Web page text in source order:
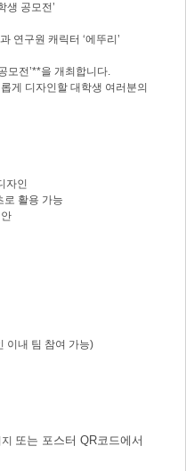
생 공모전’
연구원 캐릭터 ‘에뚜리’
모전’**을 개최합니다.
게 디자인할 대학생 여러분의
자인
로 활용 가능
이내 팀 참여 가능)
또는 포스터 QR코드에서